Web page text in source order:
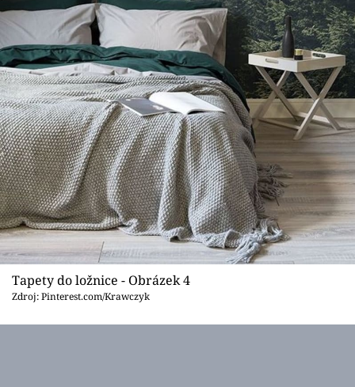
Tapety do ložnice - Obrázek 4
Zdroj: Pinterest.com/Krawczyk